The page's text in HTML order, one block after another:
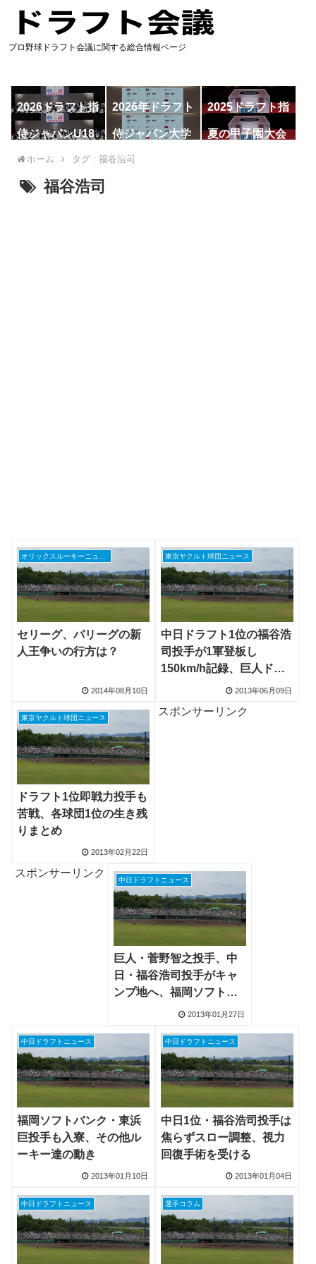
プロ野球ドラフト会議に関する総合情報ページ
2026ドラフト指
名予想
2026年ドラフト
候補
2025ドラフト指
名一覧
侍ジャパンU18
代表
侍ジャパン大学
代表
夏の甲子園大会
ホーム タグ : 福谷浩司
福谷浩司
セリーグ、パリーグの新
人王争いの行方は？
2014年08月10日
東京ヤクルト球団ニュース
中日ドラフト1位の福谷浩
司投手が1軍登板し
150km/h記録、巨人ドラ
フト1位・菅野智之投手は
2013年06月09日
東京ヤクルト球団ニュース
ドラフト1位即戦力投手も
苦戦、各球団1位の生き残
りまとめ
2013年02月22日
スポンサーリンク
スポンサーリンク
中日ドラフトニュース
巨人・菅野智之投手、中
日・福谷浩司投手がキャ
ンプ地へ、福岡ソフトバ
ンク・東浜巨投手は1軍Ａ
2013年01月27日
中日ドラフトニュース
福岡ソフトバンク・東浜
巨投手も入寮、その他ル
ーキー達の動き
2013年01月10日
中日ドラフトニュース
中日1位・福谷浩司投手は
焦らずスロー調整、視力
回復手術を受ける
2013年01月04日
中日ドラフトニュース 選手コラム